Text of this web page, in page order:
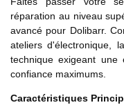
réparation au niveau
avancé pour Dolibarr.
ateliers d'électronique,
technique exigeant une
confiance maximums.
Caractéristiques